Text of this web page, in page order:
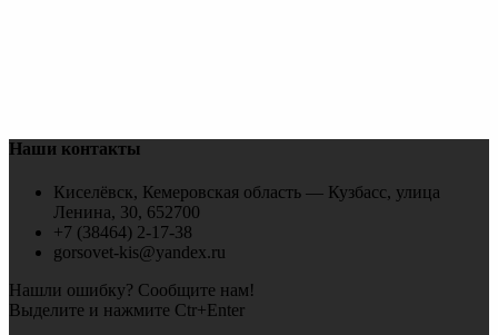
Наши контакты
Киселёвск, Кемеровская область — Кузбасс, улица
Ленина, 30, 652700
+7 (38464) 2-17-38
gorsovet-kis@yandex.ru
Нашли ошибку? Сообщите нам!
Выделите и нажмите Ctr+Enter